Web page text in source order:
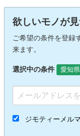
欲しいモノが
ご希望の条件を登録
来ます。
選択中の条件 愛知県
ジモティーメル